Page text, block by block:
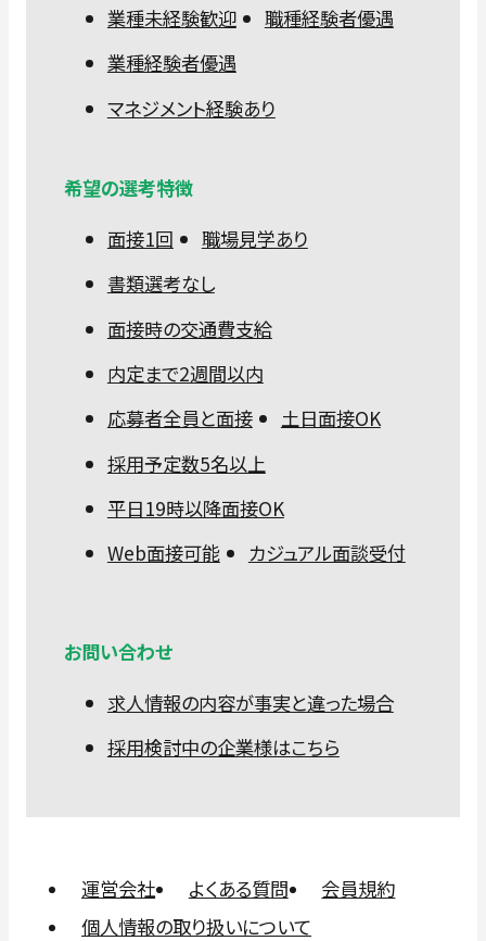
業種未経験歓迎
職種経験者優遇
業種経験者優遇
マネジメント経験あり
希望の選考特徴
面接1回
職場見学あり
書類選考なし
面接時の交通費支給
内定まで2週間以内
応募者全員と面接
土日面接OK
採用予定数5名以上
平日19時以降面接OK
Web面接可能
カジュアル面談受付
お問い合わせ
求人情報の内容が事実と違った場合
採用検討中の企業様はこちら
運営会社 よくある質問
会員規約
個人情報の取り扱いについて